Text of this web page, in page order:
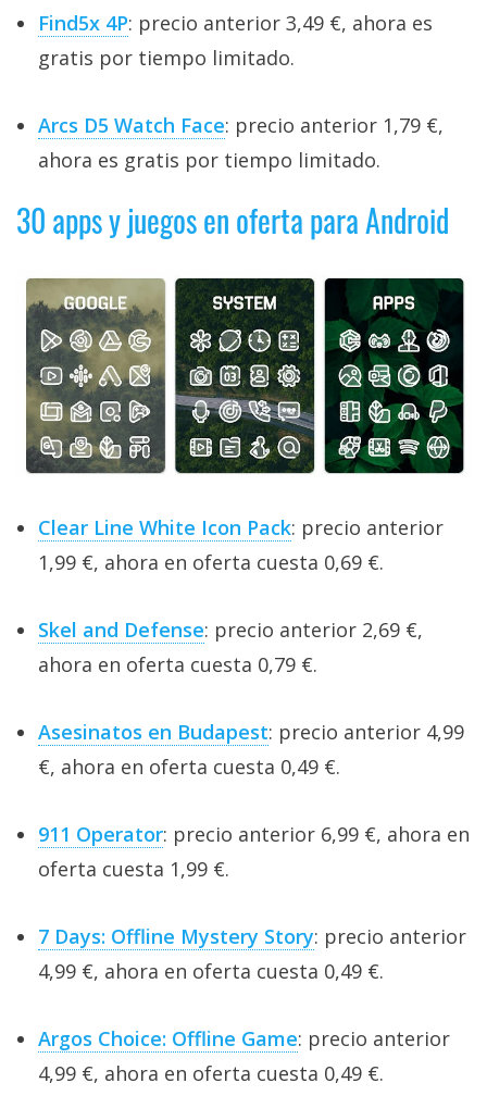
Find5x 4P: precio anterior 3,49 €, ahora es
gratis por tiempo limitado.
Arcs D5 Watch Face: precio anterior 1,79 €,
ahora es gratis por tiempo limitado.
30 apps y juegos en oferta para Android
Clear Line White Icon Pack: precio anterior
1,99 €, ahora en oferta cuesta 0,69 €.
Skel and Defense: precio anterior 2,69 €,
ahora en oferta cuesta 0,79 €.
Asesinatos en Budapest: precio anterior 4,99
€, ahora en oferta cuesta 0,49 €.
911 Operator: precio anterior 6,99 €, ahora en
oferta cuesta 1,99 €.
7 Days: Offline Mystery Story: precio anterior
4,99 €, ahora en oferta cuesta 0,49 €.
Argos Choice: Offline Game: precio anterior
4,99 €, ahora en oferta cuesta 0,49 €.